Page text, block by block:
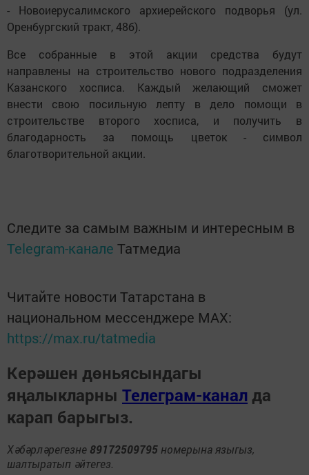
- Новоиерусалимского архиерейского подворья (ул.
Оренбургский тракт, 48б).
Все собранные в этой акции средства будут
направлены на строительство нового подразделения
Казанского хосписа. Каждый желающий сможет
внести свою посильную лепту в дело помощи в
строительстве второго хосписа, и получить в
благодарность за помощь цветок - символ
благотворительной акции.
Следите за самым важным и интересным в
Telegram-канале Татмедиа
Читайте новости Татарстана в
национальном мессенджере MАХ:
https://max.ru/tatmedia
Керәшен дөньясындагы
яңалыкларны Телеграм-канал да
карап барыгыз.
Хәбәрләрегезне 89172509795 номерына языгыз,
шалтыратып әйтегез.